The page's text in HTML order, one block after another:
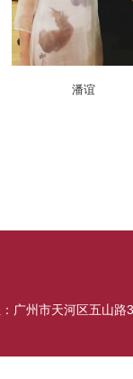
潘谊
广州市天河区五山